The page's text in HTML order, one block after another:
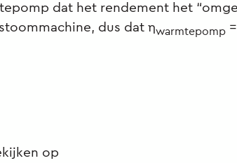
dat het rendement het
dus dat ηwarmtepomp
op